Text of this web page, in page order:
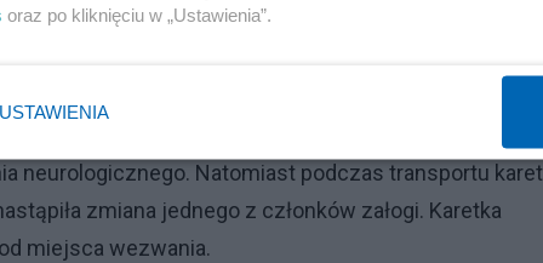
nierzetelna i nieścisła
kontaktu z personelem medycznym Szpitala
i nieścisła. Ponadto szpital nie zlecił badań
neurologicznego. Natomiast podczas transportu
zmiana jednego z członków załogi. Karetka
miejsca wezwania.
oraz po kliknięciu w „Ustawienia”.
USTAWIENIA